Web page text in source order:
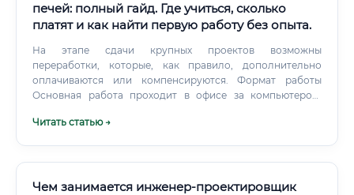
печей: полный гайд. Где учиться, сколько
платят и как найти первую работу без опыта.
На этапе сдачи крупных проектов возможны
переработки, которые, как правило, дополнительно
оплачиваются или компенсируются. Формат работы
Основная работа проходит в офисе за компьютером:
документацией.
Читать статью →
Чем занимается инженер-проектировщик